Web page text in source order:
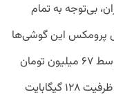
ماه در تهران، بی‌توجه به تمام
پرومکس این گوشی‌ها
با ظرفیت حافظه ۲۵۶ گیگابایت با قیمت متوسط ۶۷ میلیون تومان
فروخته می‌شود. مدل معمولی این گوشی با ظرفیت ۱۲۸ گیگابایت